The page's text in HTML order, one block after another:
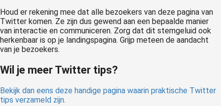
Houd er rekening mee dat alle bezoekers van deze pagina van
Twitter komen. Ze zijn dus gewend aan een bepaalde manier
van interactie en communiceren. Zorg dat dit stemgeluid ook
herkenbaar is op je landingspagina. Grijp meteen de aandacht
van je bezoekers.
Wil je meer Twitter tips?
Bekijk dan eens deze handige pagina waarin praktische Twitter
tips verzameld zijn.